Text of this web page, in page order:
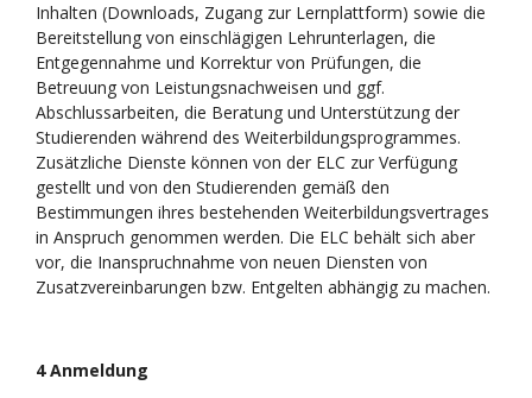
Inhalten (Downloads, Zugang zur Lernplattform) sowie die
Bereitstellung von einschlägigen Lehrunterlagen, die
Entgegennahme und Korrektur von Prüfungen, die
Betreuung von Leistungsnachweisen und ggf.
Abschlussarbeiten, die Beratung und Unterstützung der
Studierenden während des Weiterbildungsprogrammes.
Zusätzliche Dienste können von der ELC zur Verfügung
gestellt und von den Studierenden gemäß den
Bestimmungen ihres bestehenden Weiterbildungsvertrages
in Anspruch genommen werden. Die ELC behält sich aber
vor, die Inanspruchnahme von neuen Diensten von
Zusatzvereinbarungen bzw. Entgelten abhängig zu machen.
4 Anmeldung